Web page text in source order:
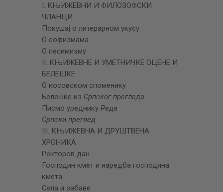
I. КЊИЖЕВНИ И ФИЛОЗОФСКИ
ЧЛАНЦИ
Покушај о литерарном укусу
О софизмама
О песимизму
II. КЊИЖЕВНЕ И УМЕТНИЧКЕ ОЦЕНЕ И
БЕЛЕШКЕ
О косовском споменику
Белешке из Српског прегледа
Писмо уреднику Реда
Српски преглед
III. КЊИЖЕВНА И ДРУШТВЕНА
ХРОНИКА
Ректоров дан
Господин кмет и наредба господина
кмета
Села и забаве